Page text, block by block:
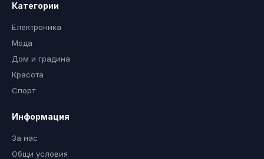
Категории
Електроника
Мода
Дом и градина
Красота
Спорт
Информация
За нас
Общи условия